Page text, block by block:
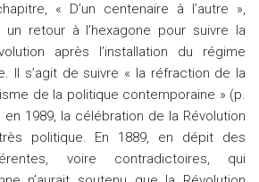
« D’un centenaire à l’autre »,
retour à l’hexagone pour suivre la
après l’installation du régime
Il s’agit de suivre « la réfraction de la
de la politique contemporaine » (p.
en 1989, la célébration de la Révolution
politique. En 1889, en dépit des
voire contradictoires, qui